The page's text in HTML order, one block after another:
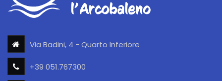
Via Badini, 4 - Quarto Inferiore
+39 051.767300